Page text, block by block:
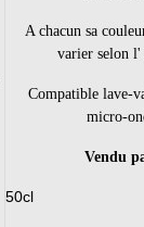
A chacun sa
varier selon l'
Compatible lave-
micro-
Vendu
50cl